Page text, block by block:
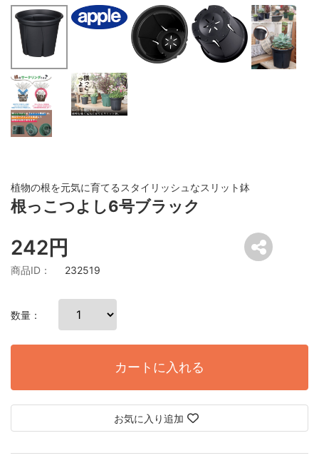
植物の根を元気に育てるスタイリッシュなスリット鉢
根っこつよし6号ブラック
242円
商品ID： 232519
数量：
カートに入れる
お気に入り追加